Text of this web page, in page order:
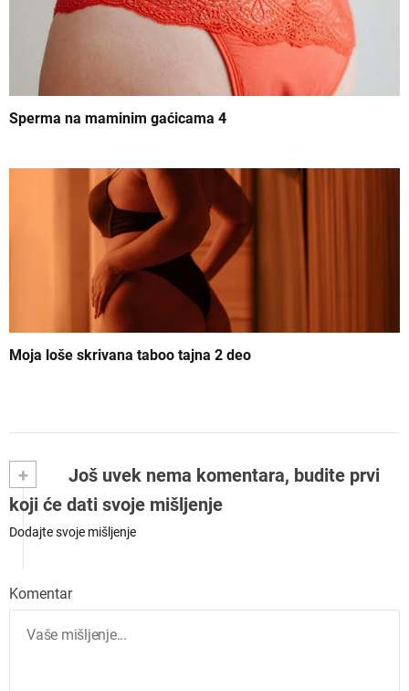
Sperma na maminim gaćicama 4
Moja loše skrivana taboo tajna 2 deo
+
Još uvek nema komentara, budite prvi
koji će dati svoje mišljenje
Dodajte svoje mišljenje
Komentar